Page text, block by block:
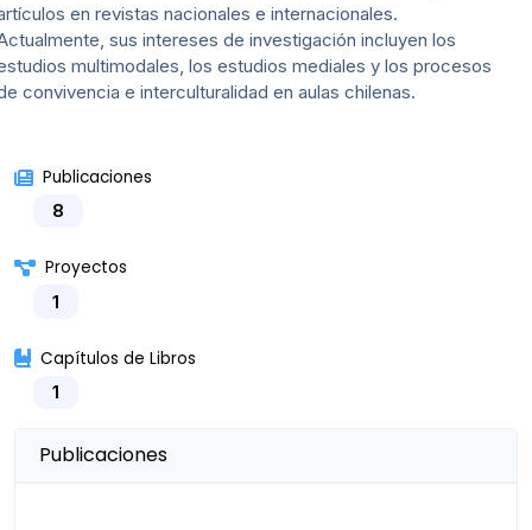
en revistas nacionales e internacionales.
sus intereses de investigación incluyen los
multimodales, los estudios mediales y los procesos
convivencia e interculturalidad en aulas chilenas.
Publicaciones
8
Proyectos
1
Capítulos de Libros
1
Publicaciones